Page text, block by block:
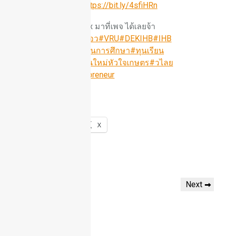
https://bit.ly/4sfiHRn
สอบถามทักแชท Inbox มาที่เพจ ได้เลยจ้า
#สปอว#VRU#DEKIHB#IHB
#ทุนการศึกษา#ทุนเรียน
#คนรุ่นใหม่หัวใจเกษตร#วไลย
#SmartEntrepreneur
X
Next